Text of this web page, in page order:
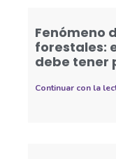
Fenómeno
forestales:
debe tener
Continuar con la